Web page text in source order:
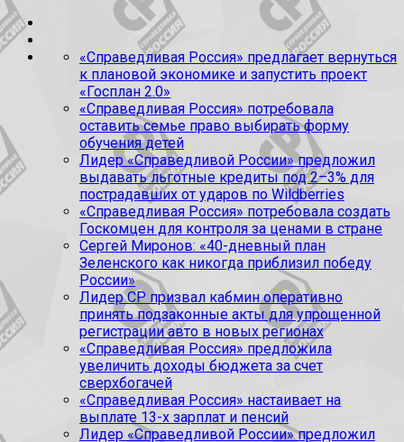
«Справедливая Россия» предлагает вернуться
к плановой экономике и запустить проект
«Госплан 2.0»
«Справедливая Россия» потребовала
оставить семье право выбирать форму
обучения детей
Лидер «Справедливой России» предложил
выдавать льготные кредиты под 2–3% для
пострадавших от ударов по Wildberries
«Справедливая Россия» потребовала создать
Госкомцен для контроля за ценами в стране
Сергей Миронов: «40-дневный план
Зеленского как никогда приблизил победу
России»
Лидер СР призвал кабмин оперативно
принять подзаконные акты для упрощенной
регистрации авто в новых регионах
«Справедливая Россия» предложила
увеличить доходы бюджета за счет
сверхбогачей
«Справедливая Россия» настаивает на
выплате 13-х зарплат и пенсий
Лидер «Справедливой России» предложил